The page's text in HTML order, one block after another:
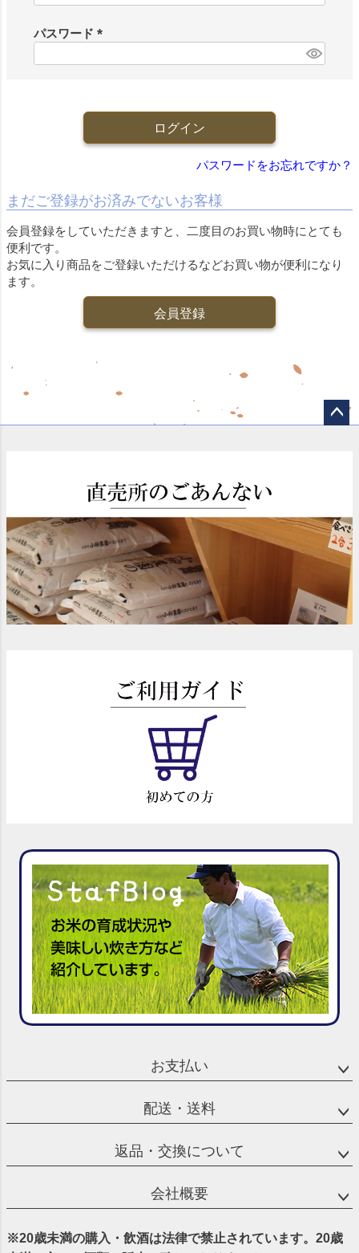
必
)
パスワード
必
ログイン
パスワードをお忘れですか？
まだご登録がお済みでないお客様
会員登録をしていただきますと、二度目のお買い物時にとても
便利です。
お気に入り商品をご登録いただけるなどお買い物が便利になり
ます。
会員登録
お支払い
配送・送料
返品・交換について
会社概要
※20歳未満の購入・飲酒は法律で禁止されています。20歳